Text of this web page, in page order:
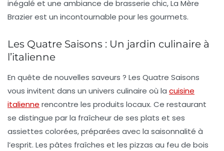
inégalé et une ambiance de brasserie chic, La Mère
Brazier est un incontournable pour les gourmets.
Les Quatre Saisons : Un jardin culinaire à
l’italienne
En quête de nouvelles saveurs ? Les Quatre Saisons
vous invitent dans un univers culinaire où la cuisine
italienne rencontre les produits locaux. Ce restaurant
se distingue par la fraîcheur de ses plats et ses
assiettes colorées, préparées avec la saisonnalité à
l’esprit. Les pâtes fraîches et les pizzas au feu de bois